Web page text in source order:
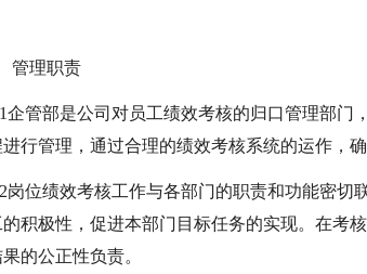
管理职责
企管部是公司对员工绩效考核的归口管理部
行管理，通过合理的绩效考核系统的运作，
岗位绩效考核工作与各部门的职责和功能密切
积极性，促进本部门目标任务的实现。在考
的公正性负责。